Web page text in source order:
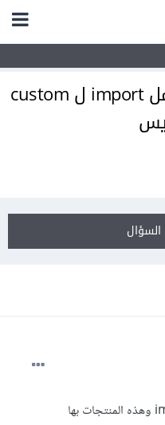
كيف يمكنني عمل import ل custom
لدي منتجات واحتاج اسوي لها import وهذه المنتجات بها